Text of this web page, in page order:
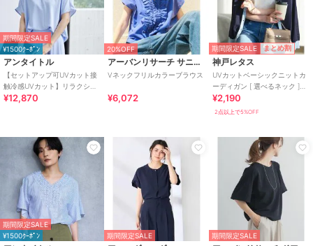
期間限定SALE
¥1500ｸｰﾎﾟﾝ
アンタイトル
【セットアップ可UVカット接
触冷感UVカット】リラクシー
キーVネックブラウス
¥12,870
20%OFF
アーバンリサーチ サニーレーベル
Vネックフリルカラーブラウス
¥6,072
期間限定SALE まとめ割
神戸レタス
UVカットベーシックニットカ
ーディガン [ 選べるネック ]
[C6886]
¥2,190
2点以上で5%OFF
期間限定SALE
¥1500ｸｰﾎﾟﾝ
期間限定SALE 期間限定SALE